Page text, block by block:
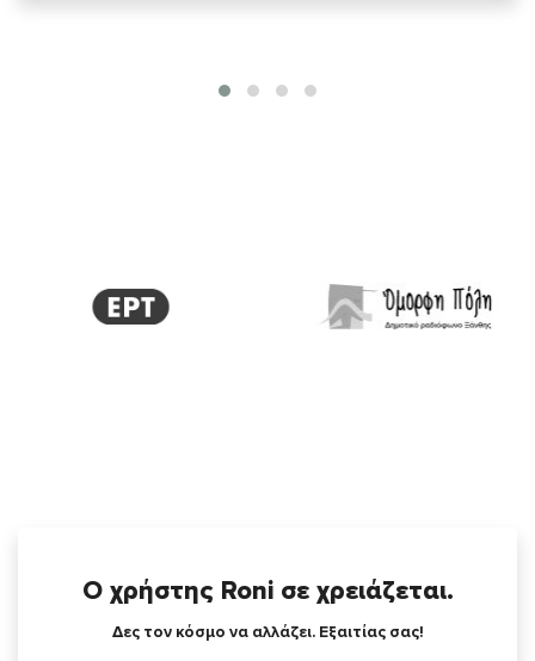
Ο χρήστης Roni σε χρειάζεται.
Δες τον κόσμο να αλλάζει. Εξαιτίας σας!